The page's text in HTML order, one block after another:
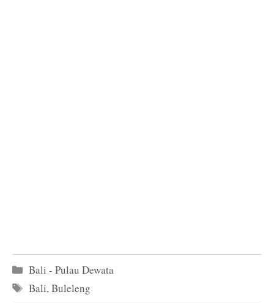
Kategori
Bali - Pulau Dewata
Tag
Bali,Buleleng